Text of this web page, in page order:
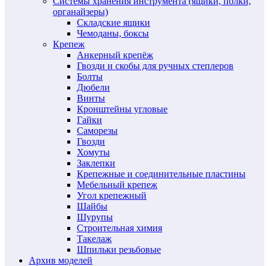
органайзеры)
Складские ящики
Чемоданы, боксы
Крепеж
Анкерный крепёж
Гвозди и скобы для ручных степлеров
Болты
Дюбели
Винты
Кронштейны угловые
Гайки
Саморезы
Гвозди
Хомуты
Заклепки
Крепежные и соединительные пластины
Мебельный крепеж
Угол крепежный
Шайбы
Шурупы
Строительная химия
Такелаж
Шпильки резьбовые
Архив моделей